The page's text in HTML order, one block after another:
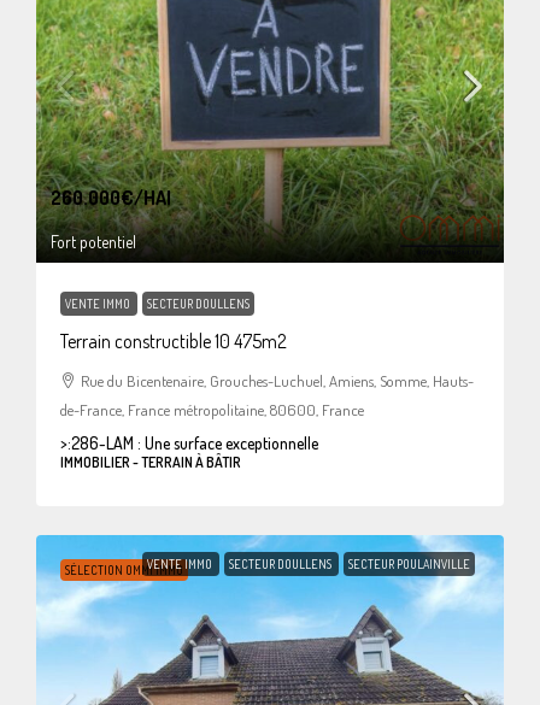
260.000€/HAI
Fort potentiel
VENTE IMMO SECTEUR DOULLENS
Terrain constructible 10 475m2
Rue du Bicentenaire, Grouches-Luchuel, Amiens, Somme, Hauts-
de-France, France métropolitaine, 80600, France
>:286-LAM : Une surface exceptionnelle
IMMOBILIER - TERRAIN À BÂTIR
SÉLECTION OMMI IMMO
VENTE IMMO SECTEUR DOULLENS SECTEUR POULAINVILLE